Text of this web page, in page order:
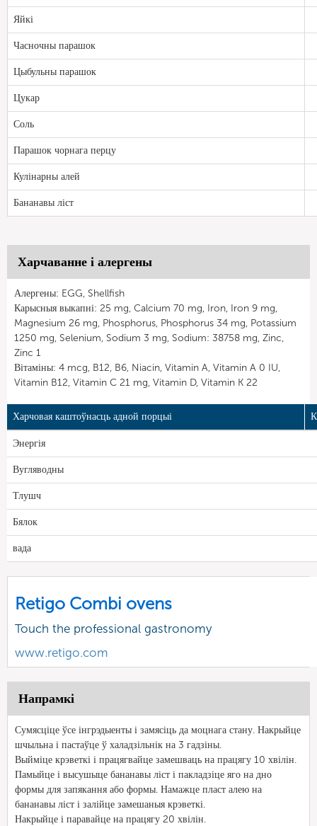
Яйкі
Часночны парашок
Цыбульны парашок
Цукар
Соль
Парашок чорнага перцу
Кулінарны алей
Бананавы ліст
Харчаванне і алергены
Алергены: EGG, Shellfish
Карысныя выкапні: 25 mg, Calcium 70 mg, Iron, Iron 9 mg,
Magnesium 26 mg, Phosphorus, Phosphorus 34 mg, Potassium
1250 mg, Selenium, Sodium 3 mg, Sodium: 38758 mg, Zinc,
Zinc 1
Вітаміны: 4 mcg, B12, B6, Niacin, Vitamin A, Vitamin A 0 IU,
Vitamin B12, Vitamin C 21 mg, Vitamin D, Vitamin K 22
Харчовая каштоўнасць адной порцыі
Энергія
Вугляводны
Тлушч
Бялок
вада
Retigo Combi ovens
Touch the professional gastronomy
www.retigo.com
Напрамкі
Сумясціце ўсе інгрэдыенты і замясіць да моцнага стану. Накрыйце
шчыльна і пастаўце ў халадзільнік на 3 гадзіны.
Выйміце крэветкі і працягвайце замешваць на працягу 10 хвілін.
Памыйце і высушыце бананавы ліст і пакладзіце яго на дно
формы для запякання або формы. Намажце пласт алею на
бананавы ліст і залійце замешаныя крэветкі.
Накрыйце і паравайце на працягу 20 хвілін.